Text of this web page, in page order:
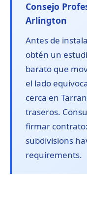
Consejo
Arlington
Antes de
obtén un
barato que
el lado
cerca en
traseros.
firmar
subdivisions
requirements.